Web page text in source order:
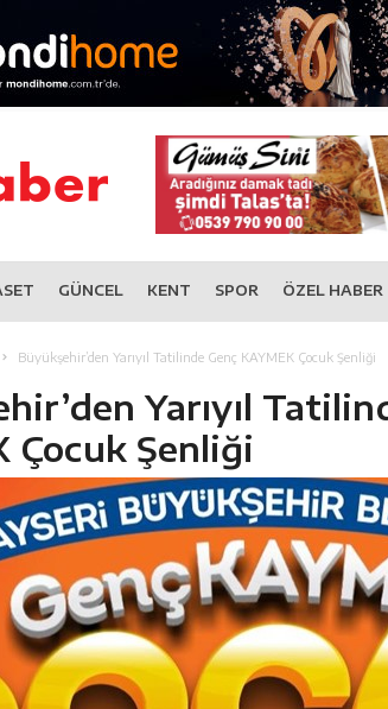
GÜNCEL KENT SPOR ÖZEL HABER
Büyükşehir’den Yarıyıl Tatilinde Genç KAYMEK Çocuk Şenliği
Yarıyıl
Çocuk Şenliği